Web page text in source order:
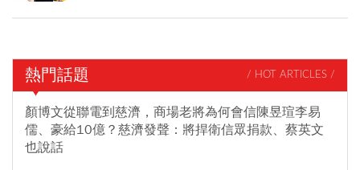
熱門話題 / HOT ARTICLES /
顏博文從聯電到慈濟，商場老將為何會信陳昱瑄李易
儒、豪給10億？慈濟發聲：將捍衛信眾捐款、蔡英文
也說話